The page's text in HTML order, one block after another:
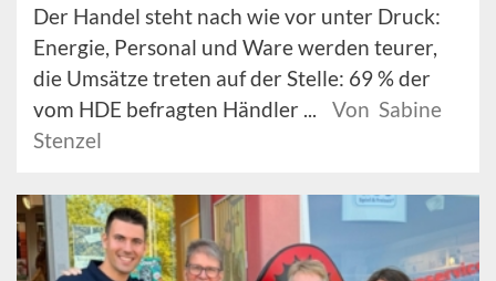
Der Handel steht nach wie vor unter Druck:
Energie, Personal und Ware werden teurer,
die Umsätze treten auf der Stelle: 69 % der
vom HDE befragten Händler ...
Von Sabine
Stenzel